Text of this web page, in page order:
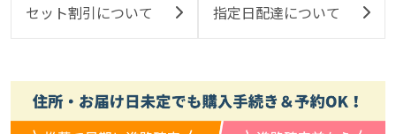
セット割引について 指定日配達について